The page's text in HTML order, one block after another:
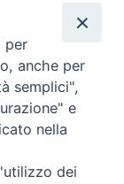
NEWS
per
anche per
semplici",
e
nella
dei